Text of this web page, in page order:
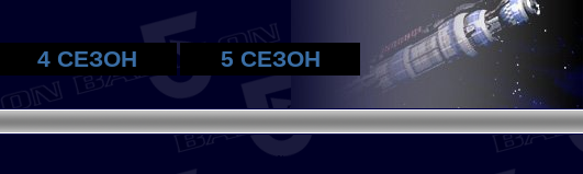
4 СЕЗОН 5 СЕЗОН